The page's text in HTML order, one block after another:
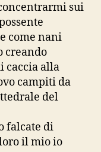
sui
come nani
creando
caccia alla
campiti da
del
falcate di
il mio io